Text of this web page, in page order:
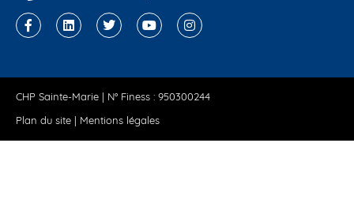
CHP Sainte-Marie | N° Finess : 950300244
Plan du site | Mentions légales